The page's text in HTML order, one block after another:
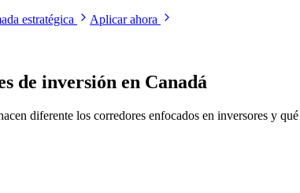
estratégica Aplicar ahora
de inversión en Canadá
diferente los corredores enfocados en inversores y qué